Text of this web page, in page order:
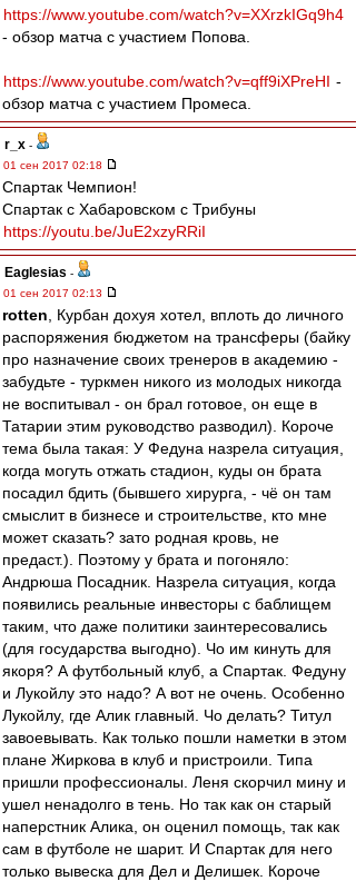
https://www.youtube.com/watch?v=XXrzkIGq9h4
- обзор матча с участием Попова.
https://www.youtube.com/watch?v=qff9iXPreHI -
обзор матча с участием Промеса.
r_x -
01 сен 2017 02:18
Спартак Чемпион!
Спартак с Хабаровском с Трибуны
https://youtu.be/JuE2xzyRRiI
Eaglesias -
01 сен 2017 02:13
rotten , Курбан дохуя хотел, вплоть до личного
распоряжения бюджетом на трансферы (байку
про назначение своих тренеров в академию -
забудьте - туркмен никого из молодых никогда
не воспитывал - он брал готовое, он еще в
Татарии этим руководство разводил). Короче
тема была такая: У Федуна назрела ситуация,
когда могуть отжать стадион, куды он брата
посадил бдить (бывшего хирурга, - чё он там
смыслит в бизнесе и строительстве, кто мне
может сказать? зато родная кровь, не
предаст.). Поэтому у брата и погоняло:
Андрюша Посадник. Назрела ситуация, когда
появились реальные инвесторы с баблищем
таким, что даже политики заинтересовались
(для государства выгодно). Чо им кинуть для
якоря? А футбольный клуб, а Спартак. Федуну
и Лукойлу это надо? А вот не очень. Особенно
Лукойлу, где Алик главный. Чо делать? Титул
завоевывать. Как только пошли наметки в этом
плане Жиркова в клуб и пристроили. Типа
пришли профессионалы. Леня скорчил мину и
ушел ненадолго в тень. Но так как он старый
наперстник Алика, он оценил помощь, так как
сам в футболе не шарит. И Спартак для него
только вывеска для Дел и Делишек. Короче